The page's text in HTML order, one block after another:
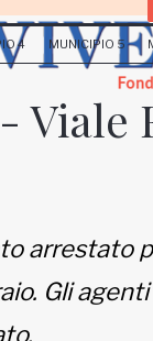
4 MUNICIPIO 5
Viale
arrestato
Gli